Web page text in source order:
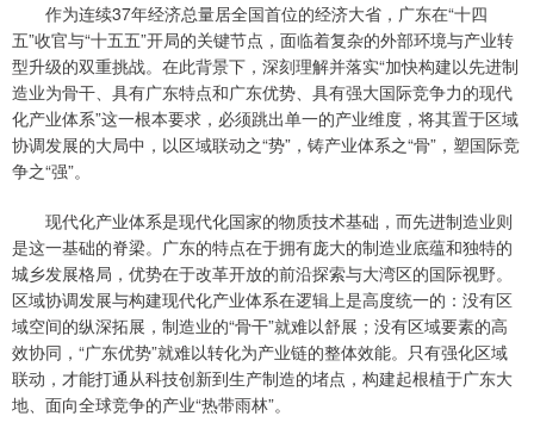
作为连续37年经济总量居全国首位的经济大省，广东在“十四
五”收官与“十五五”开局的关键节点，面临着复杂的外部环境与产业转
型升级的双重挑战。在此背景下，深刻理解并落实“加快构建以先进制
造业为骨干、具有广东特点和广东优势、具有强大国际竞争力的现代
化产业体系”这一根本要求，必须跳出单一的产业维度，将其置于区域
协调发展的大局中，以区域联动之“势”，铸产业体系之“骨”，塑国际竞
争之“强”。
现代化产业体系是现代化国家的物质技术基础，而先进制造业则
是这一基础的脊梁。广东的特点在于拥有庞大的制造业底蕴和独特的
城乡发展格局，优势在于改革开放的前沿探索与大湾区的国际视野。
区域协调发展与构建现代化产业体系在逻辑上是高度统一的：没有区
域空间的纵深拓展，制造业的“骨干”就难以舒展；没有区域要素的高
效协同，“广东优势”就难以转化为产业链的整体效能。只有强化区域
联动，才能打通从科技创新到生产制造的堵点，构建起根植于广东大
地、面向全球竞争的产业“热带雨林”。